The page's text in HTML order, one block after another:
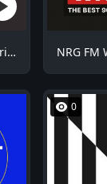
Core Radio Cambridge NRG FM
0